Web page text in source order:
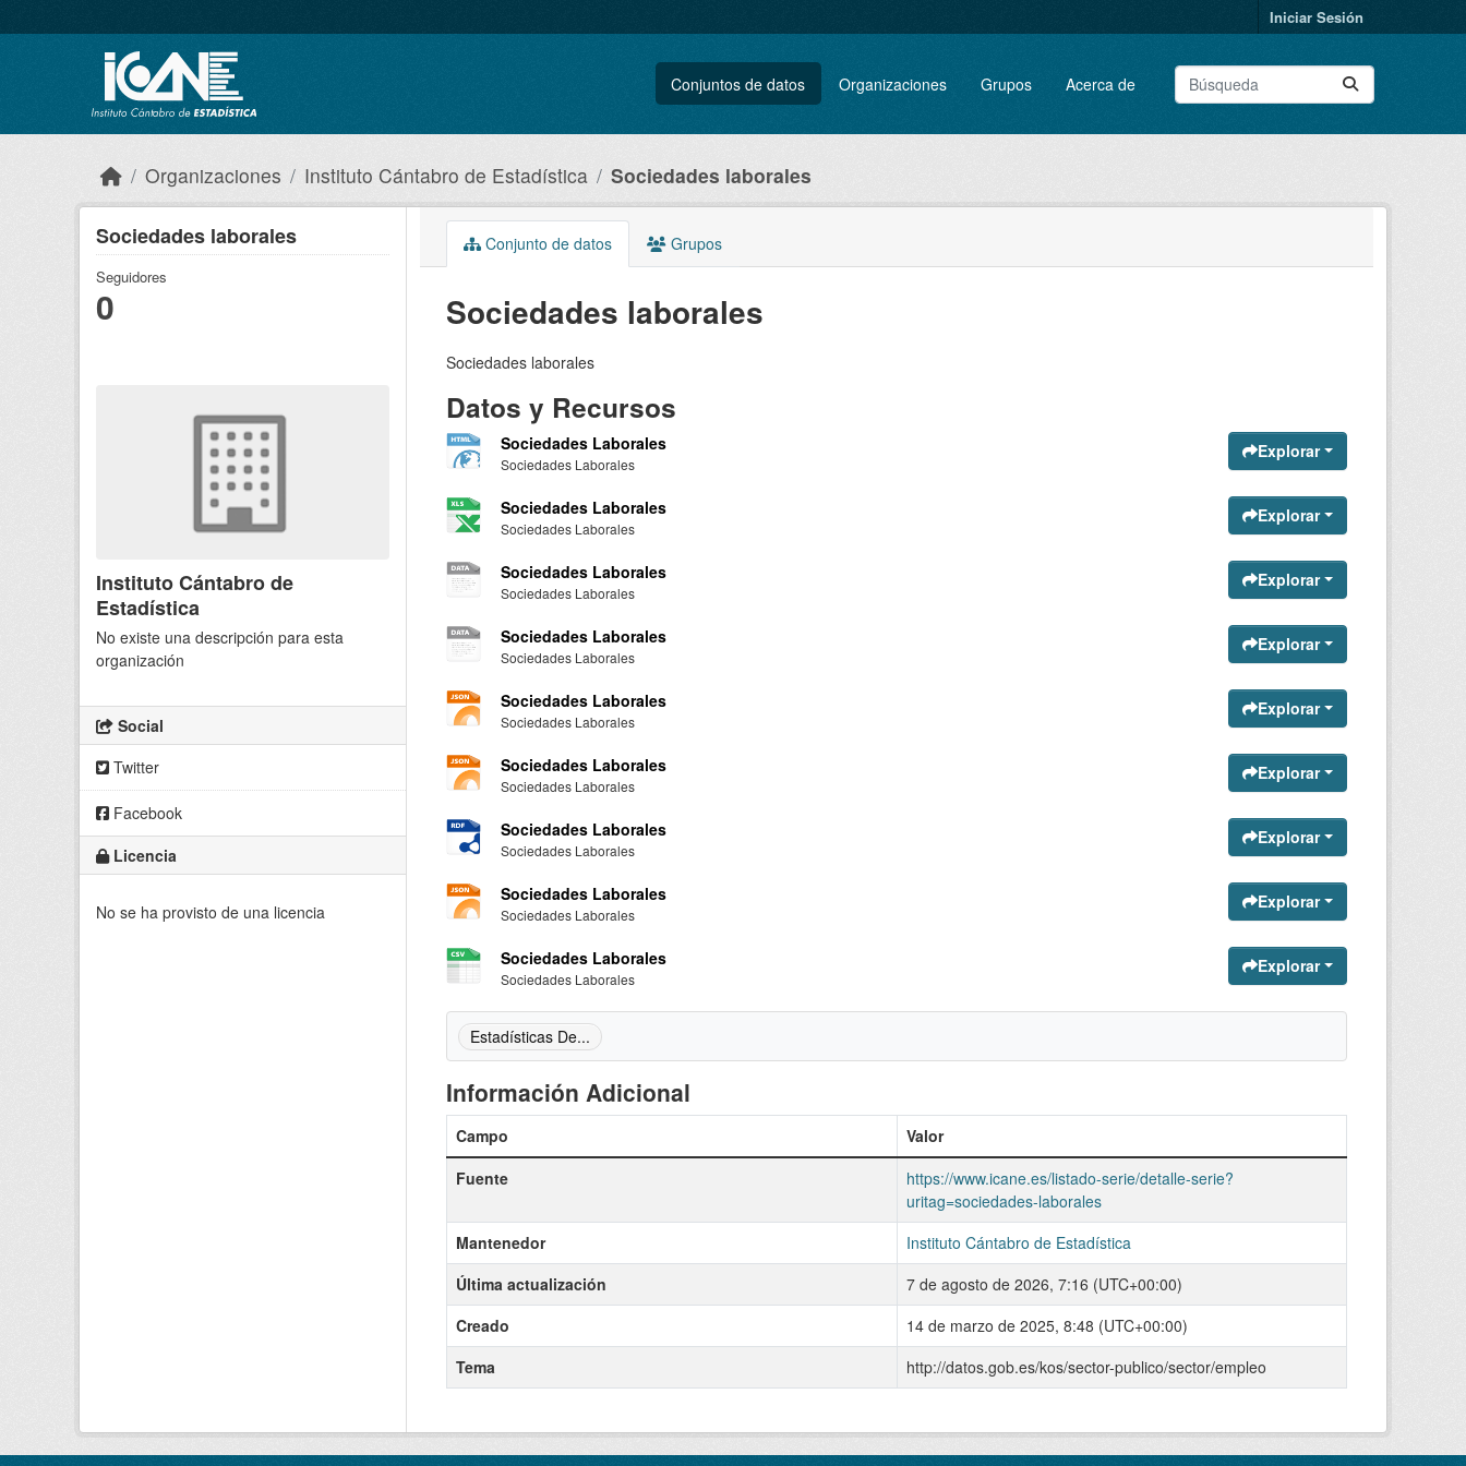
Iniciar Sesión
Conjuntos de datos Organizaciones Grupos Acerca de
Organizaciones Instituto Cántabro de Estadística Sociedades laborales
Sociedades laborales
Seguidores
0
Instituto Cántabro de
Estadística
No existe una descripción para esta
organización
Social
Twitter
Facebook
Licencia
No se ha provisto de una licencia
Conjunto de datos Grupos
Sociedades laborales
Sociedades laborales
Datos y Recursos
Sociedades Laborales
Sociedades Laborales
Explorar
Sociedades Laborales
Sociedades Laborales
Explorar
Sociedades Laborales
Sociedades Laborales
Explorar
Sociedades Laborales
Sociedades Laborales
Explorar
Sociedades Laborales
Sociedades Laborales
Explorar
Sociedades Laborales
Sociedades Laborales
Explorar
Sociedades Laborales
Sociedades Laborales
Explorar
Sociedades Laborales
Sociedades Laborales
Explorar
Sociedades Laborales
Sociedades Laborales
Explorar
Estadísticas De...
Información Adicional
Campo
Valor
Fuente
https://www.icane.es/listado-serie/detalle-serie?
uritag=sociedades-laborales
Mantenedor
Instituto Cántabro de Estadística
Última actualización
7 de agosto de 2026, 7:16 (UTC+00:00)
Creado
14 de marzo de 2025, 8:48 (UTC+00:00)
Tema
http://datos.gob.es/kos/sector-publico/sector/empleo